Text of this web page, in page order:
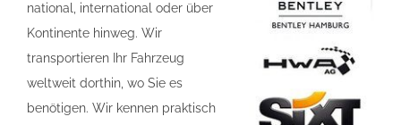
national, international oder über
Kontinente hinweg. Wir
transportieren Ihr Fahrzeug
weltweit dorthin, wo Sie es
benötigen. Wir kennen praktisch